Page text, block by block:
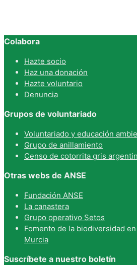
Colabora
Hazte socio
Haz una donación
Hazte voluntario
Denuncia
Grupos de voluntariado
Voluntariado y educación
Grupo de anillamiento
Censo de cotorrita gris
Otras webs de ANSE
Fundación ANSE
La canastera
Grupo operativo Setos
Fomento de la biodiversidad
Murcia
Suscríbete a nuestro boletín